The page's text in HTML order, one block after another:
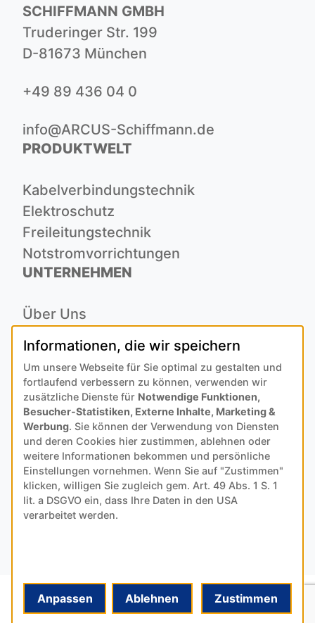
SCHIFFMANN GMBH
Truderinger Str. 199
D-81673 München
+49 89 436 04 0
info@ARCUS-Schiffmann.de
PRODUKTWELT
Kabelverbindungstechnik
Elektroschutz
Freileitungstechnik
Notstromvorrichtungen
UNTERNEHMEN
Über Uns
Ansprechpartner
Alois Schiffmann Stiftung
Allgemeine Lieferbedingungen
Arcus Niederlande: Bedrijfsgegevens
KONTAKT
Anfahrt
Kontaktformular
Kundenservice
Download-Center
© 2024 MADE BY
-MEDIA
Informationen, die wir speichern
Um unsere Webseite für Sie optimal zu gestalten und
fortlaufend verbessern zu können, verwenden wir
zusätzliche Dienste für Notwendige Funktionen,
Besucher-Statistiken, Externe Inhalte, Marketing &
Werbung. Sie können der Verwendung von Diensten
und deren Cookies hier zustimmen, ablehnen oder
weitere Informationen bekommen und persönliche
Einstellungen vornehmen. Wenn Sie auf "Zustimmen"
klicken, willigen Sie zugleich gem. Art. 49 Abs. 1 S. 1
lit. a DSGVO ein, dass Ihre Daten in den USA
verarbeitet werden.
Anpassen Ablehnen Zustimmen